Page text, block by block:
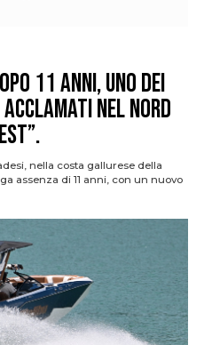
11 anni, uno dei
nel nord
nella costa gallurese della
assenza di 11 anni, con un nuovo